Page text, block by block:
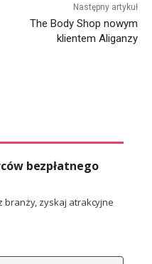
Następny artykuł
The Body Shop nowym
klientem Aliganzy
bezpłatnego
branży, zyskaj atrakcyjne